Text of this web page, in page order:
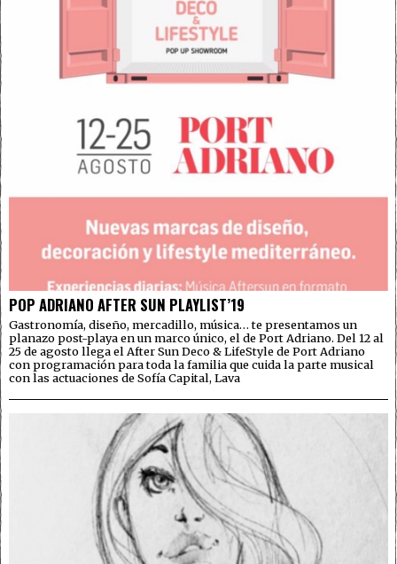
POP ADRIANO AFTER SUN PLAYLIST’19
Gastronomía, diseño, mercadillo, música… te presentamos un
planazo post-playa en un marco único, el de Port Adriano. Del 12 al
25 de agosto llega el After Sun Deco & LifeStyle de Port Adriano
con programación para toda la familia que cuida la parte musical
con las actuaciones de Sofía Capital, Lava